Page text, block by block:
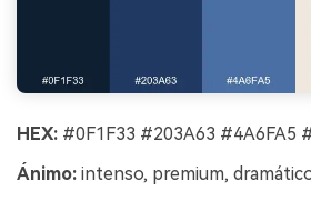
HEX: #0F1F33 #203A63 #4A6FA5
Ánimo: intenso, premium,